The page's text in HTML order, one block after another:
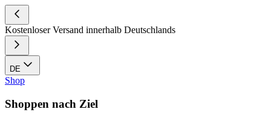
Kostenloser Versand innerhalb Deutschlands
DE
Shop
Shoppen nach Ziel